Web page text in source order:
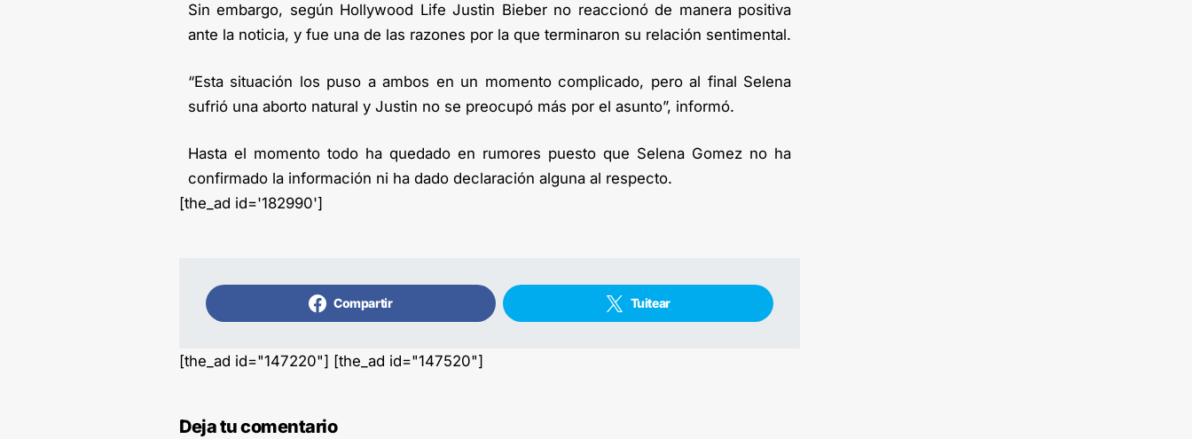
Sin embargo, según Hollywood Life Justin Bieber no reaccionó de manera positiva
ante la noticia, y fue una de las razones por la que terminaron su relación sentimental.
“Esta situación los puso a ambos en un momento complicado, pero al final Selena
sufrió una aborto natural y Justin no se preocupó más por el asunto”, informó.
Hasta el momento todo ha quedado en rumores puesto que Selena Gomez no ha
confirmado la información ni ha dado declaración alguna al respecto.
[the_ad id='182990']
Compartir Tuitear
[the_ad id="147220"] [the_ad id="147520"]
Deja tu comentario